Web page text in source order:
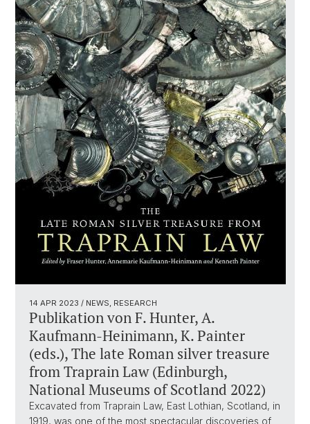
14 APR 2023 / NEWS, RESEARCH
Publikation von F. Hunter, A.
Kaufmann-Heinimann, K. Painter
(eds.), The late Roman silver treasure
from Traprain Law (Edinburgh,
National Museums of Scotland 2022)
Excavated from Traprain Law, East Lothian, Scotland, in
1919, was one of the most spectacular discoveries of